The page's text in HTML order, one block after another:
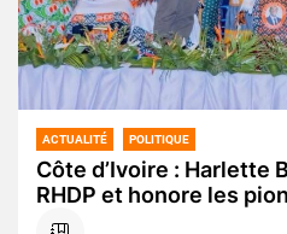
ACTUALITÉ POLITIQUE
Côte d’Ivoire : Harlette
RHDP et honore les
la grande rentrée